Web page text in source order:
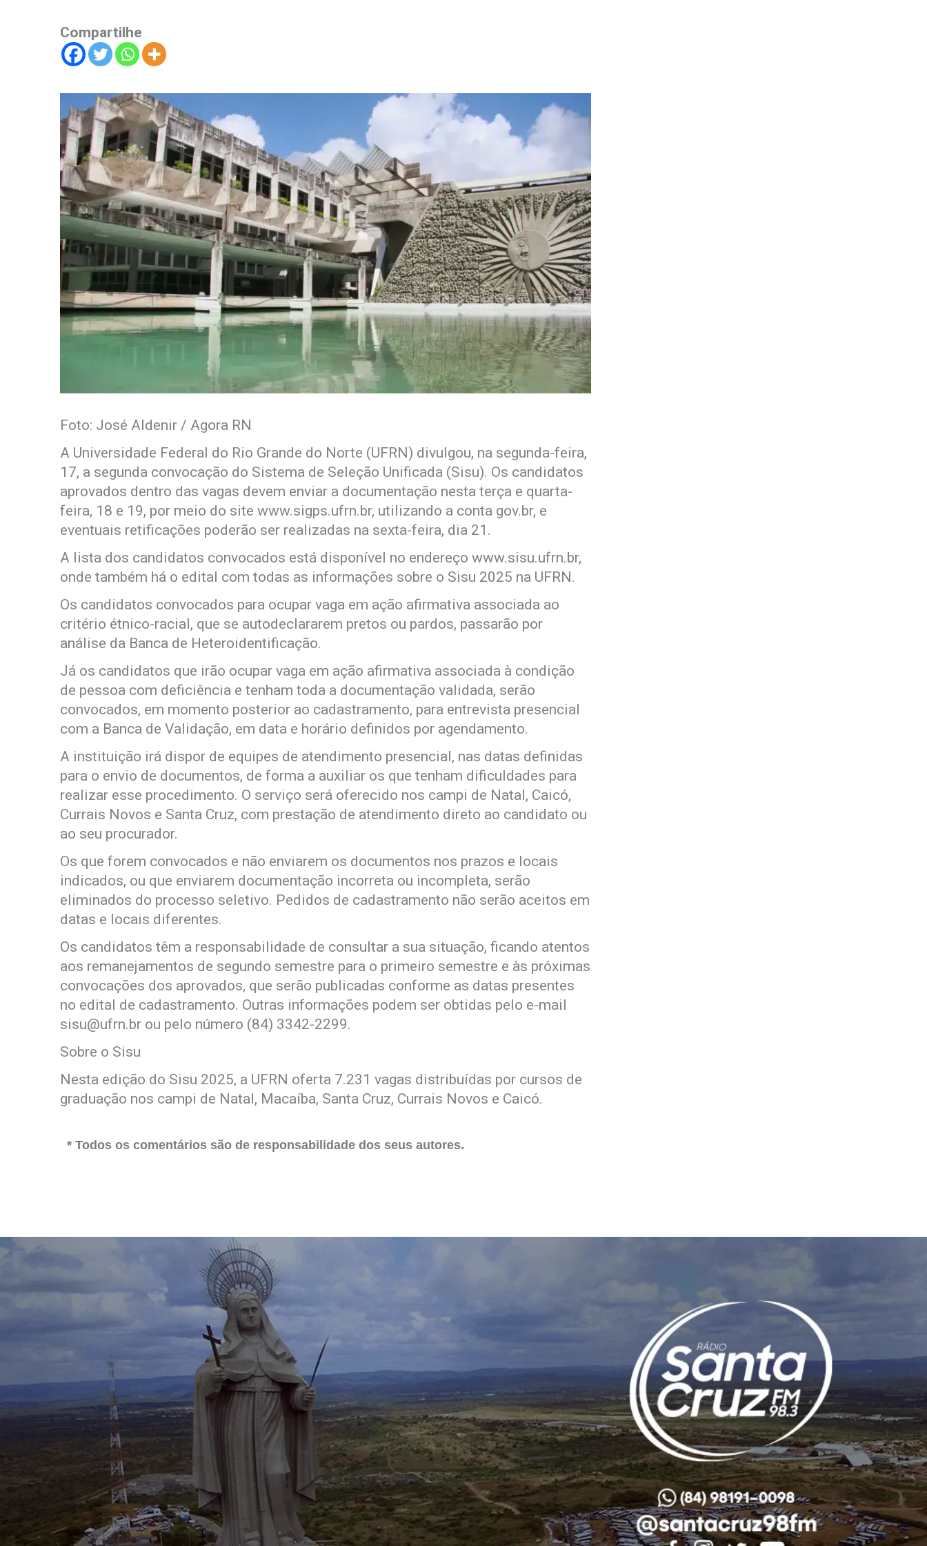
Compartilhe
Foto: José Aldenir / Agora RN
A Universidade Federal do Rio Grande do Norte (UFRN) divulgou, na segunda-feira,
17, a segunda convocação do Sistema de Seleção Unificada (Sisu). Os candidatos
aprovados dentro das vagas devem enviar a documentação nesta terça e quarta-
feira, 18 e 19, por meio do site www.sigps.ufrn.br, utilizando a conta gov.br, e
eventuais retificações poderão ser realizadas na sexta-feira, dia 21.
A lista dos candidatos convocados está disponível no endereço www.sisu.ufrn.br,
onde também há o edital com todas as informações sobre o Sisu 2025 na UFRN.
Os candidatos convocados para ocupar vaga em ação afirmativa associada ao
critério étnico-racial, que se autodeclararem pretos ou pardos, passarão por
análise da Banca de Heteroidentificação.
Já os candidatos que irão ocupar vaga em ação afirmativa associada à condição
de pessoa com deficiência e tenham toda a documentação validada, serão
convocados, em momento posterior ao cadastramento, para entrevista presencial
com a Banca de Validação, em data e horário definidos por agendamento.
A instituição irá dispor de equipes de atendimento presencial, nas datas definidas
para o envio de documentos, de forma a auxiliar os que tenham dificuldades para
realizar esse procedimento. O serviço será oferecido nos campi de Natal, Caicó,
Currais Novos e Santa Cruz, com prestação de atendimento direto ao candidato ou
ao seu procurador.
Os que forem convocados e não enviarem os documentos nos prazos e locais
indicados, ou que enviarem documentação incorreta ou incompleta, serão
eliminados do processo seletivo. Pedidos de cadastramento não serão aceitos em
datas e locais diferentes.
Os candidatos têm a responsabilidade de consultar a sua situação, ficando atentos
aos remanejamentos de segundo semestre para o primeiro semestre e às próximas
convocações dos aprovados, que serão publicadas conforme as datas presentes
no edital de cadastramento. Outras informações podem ser obtidas pelo e-mail
sisu@ufrn.br ou pelo número (84) 3342-2299.
Sobre o Sisu
Nesta edição do Sisu 2025, a UFRN oferta 7.231 vagas distribuídas por cursos de
graduação nos campi de Natal, Macaíba, Santa Cruz, Currais Novos e Caicó.
* Todos os comentários são de responsabilidade dos seus autores.